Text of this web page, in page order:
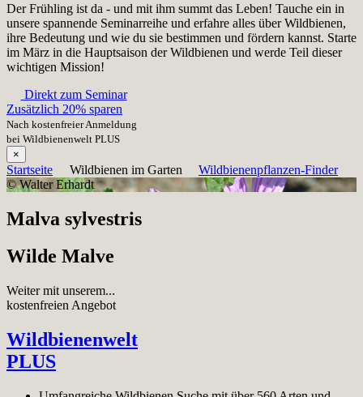
Der Frühling ist da - und mit ihm summt das Leben! Tauche ein in
unsere spannende Seminarreihe und erfahre alles über Wildbienen,
ihre Bedeutung und wie du sie bestimmen und fördern kannst. Starte
im März in die Hauptsaison der Wildbienen und werde Teil dieser
wichtigen Mission!
Direkt zum Seminar
Zusätzlich 20% sparen
Nach kostenfreier Anmeldung
bei Wildbienenwelt PLUS
×
Startseite Wildbienen im Garten
Wildbienenpflanzen-Finder
© Walter Erhardt
Malva sylvestris
Wilde Malve
Weiter mit unserem...
kostenfreien Angebot
Wildbienenwelt
PLUS